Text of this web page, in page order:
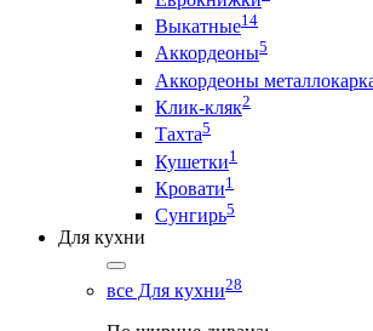
Выкатные14
Аккордеоны5
Аккордеоны
Клик-кляк2
Тахта5
Кушетки1
Кровати1
Сунгирь5
Для кухни
все Для кухни28